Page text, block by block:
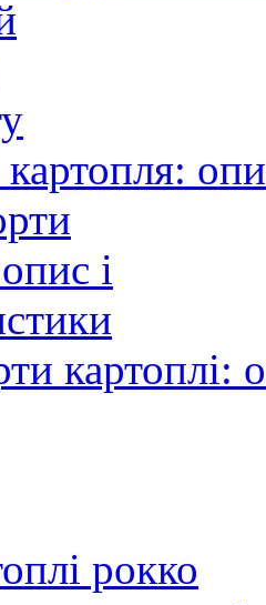
картоплі:
рокко